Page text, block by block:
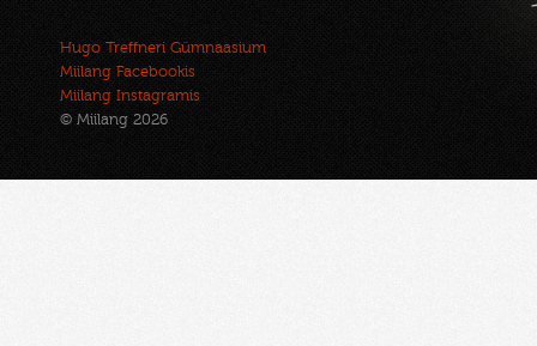
Hugo Treffneri Gümnaasium
Miilang Facebookis
Miilang Instagramis
© Miilang 2026